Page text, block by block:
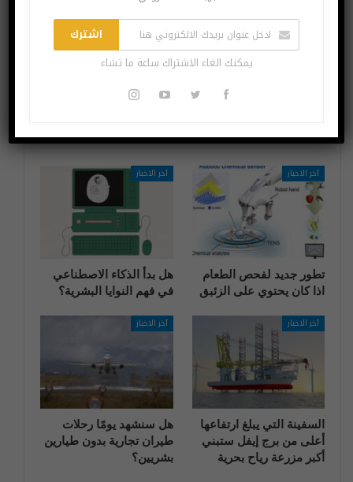
يوفّر خاصية سريّة
مكالمات الفيديو
آخر الاخبار
تطور جديد لفحص الطعام
اذا كان يحتوي على الزئبق
آخر الاخبار
هل بدأ الذكاء الاصطناعي
في فهم النوايا البشرية؟
آخر الاخبار
السفينة التي يبلغ ارتفاعها
أعلى من برج إيفل ستبني
أكبر مزرعة رياح بحرية
آخر الاخبار
هل سنشهد يومًا رحلات
طيران تجارية بدون طيارين
بشريين؟
اشترك
يمكنك الغاء الاشتراك ساعة ما تشاء